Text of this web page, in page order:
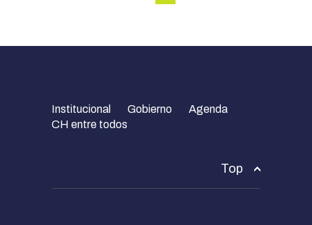
Institucional Gobierno
Agenda
CH entre todos
Top